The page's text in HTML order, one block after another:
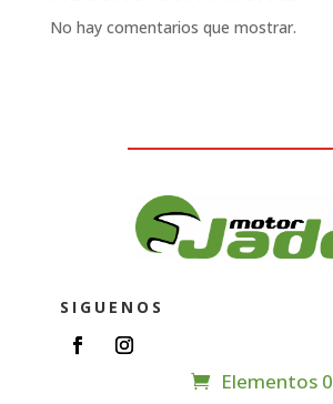
No hay comentarios que mostrar.
SIGUENOS
Elementos 0